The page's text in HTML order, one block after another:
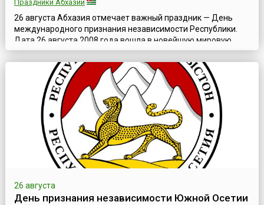
Праздники Абхазии
26 августа Абхазия отмечает важный праздник — День
международного признания независимости Республики.
Дата 26 августа 2008 года вошла в новейшую мировую
историю как день обретения Республикой Абхазия
долгожданной независимости.Свою независимость
Республика провозгласила еще в начале 1990-х годов —
после войны с Грузией (1992—1993). Однако, данный факт
не вызвал широкого международного резо...
26 августа
День признания независимости Южной Осетии